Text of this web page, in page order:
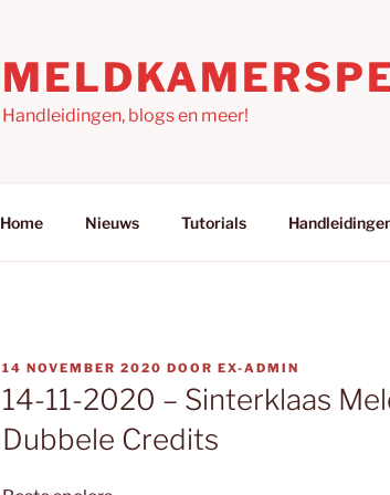
Handleidingen, blogs en meer!
Home Nieuws Tutorials
GEPLAATST
OP
14 NOVEMBER 2020 DOOR EX-ADMIN
14-11-2020 – Sinterklaas
Dubbele Credits